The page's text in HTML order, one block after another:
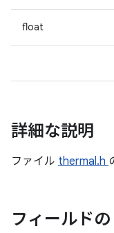
float
詳細な説明
ファイル thermal.h
フィールド